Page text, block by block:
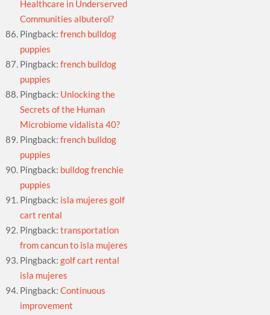
Healthcare in Underserved
Communities albuterol?
Pingback:french bulldog
puppies
Pingback:french bulldog
puppies
Pingback: Unlocking the
Secrets of the Human
Microbiome vidalista 40?
Pingback:french bulldog
puppies
Pingback: bulldog frenchie
puppies
Pingback: isla mujeres golf
cart rental
Pingback:transportation
from cancun to isla mujeres
Pingback:golf cart rental
isla mujeres
Pingback:Continuous
improvement